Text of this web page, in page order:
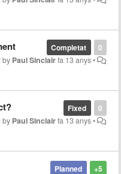
0
Completat
by Paul Sinclairfa 13 anys•
0
Fixed
by Paul Sinclairfa 13 anys•
+5
Planned